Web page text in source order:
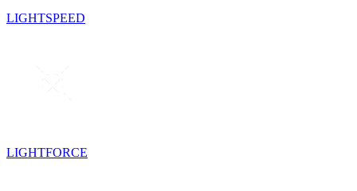
LIGHTSPEED
LIGHTFORCE